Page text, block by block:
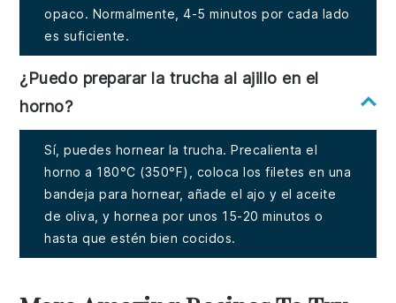
opaco. Normalmente, 4-5 minutos por cada lado
es suficiente.
¿Puedo preparar la trucha al ajillo en el
horno?
Sí, puedes hornear la trucha. Precalienta el
horno a 180°C (350°F), coloca los filetes en una
bandeja para hornear, añade el ajo y el aceite
de oliva, y hornea por unos 15-20 minutos o
hasta que estén bien cocidos.